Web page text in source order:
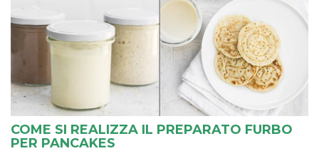
COME SI REALIZZA IL PREPARATO FURBO
PER PANCAKES